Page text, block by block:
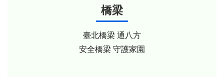
橋梁
臺北橋梁 通八方
安全橋梁 守護家園